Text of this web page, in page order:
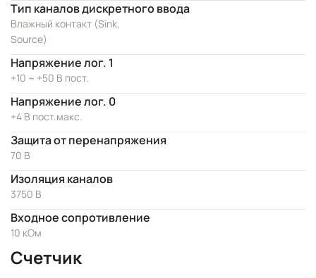
Тип каналов дискретного ввода
Влажный контакт (Sink,
Source)
Напряжение лог. 1
+10 ~ +50 В пост.
Напряжение лог. 0
+4 В пост.макс.
Защита от перенапряжения
70 В
Изоляция каналов
3750 В
Входное сопротивление
10 кОм
Счетчик